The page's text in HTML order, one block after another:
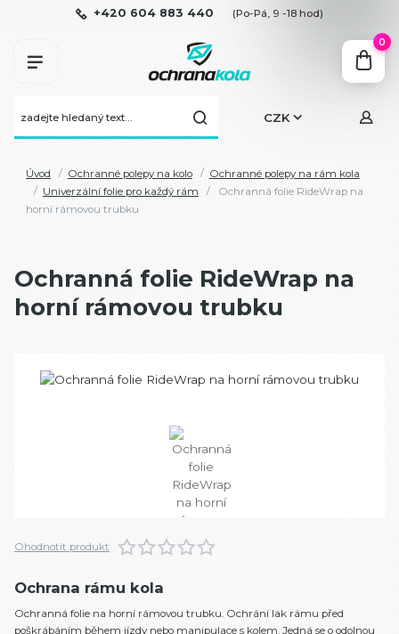
CZK
+420 604 883 440 (Po-Pá, 9 -18 hod)
0
Úvod Ochranné polepy na kolo
Ochranné polepy na rám kola
Univerzální folie pro každý rám
Ochranná folie RideWrap na
horní rámovou trubku
Ochranná folie RideWrap na
horní rámovou trubku
Ohodnotit produkt
Ochrana rámu kola
Ochranná folie na horní rámovou trubku. Ochrání lak rámu před
poškrábáním během jízdy nebo manipulace s kolem. Jedná se o odolnou